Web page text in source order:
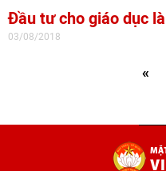
Đầu tư cho giáo dục
03/08/2018
«